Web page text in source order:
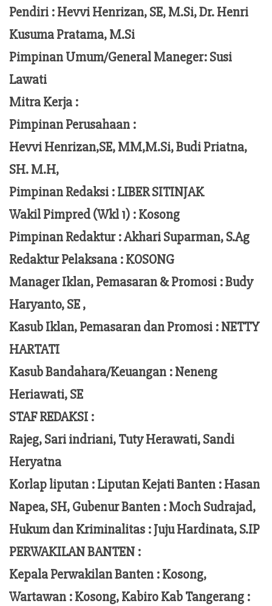
Pendiri :Hevvi Henrizan, SE, M.Si, Dr. Henri
Kusuma Pratama, M.Si
Pimpinan Umum/General Maneger:Susi
Lawati
Mitra Kerja :
Pimpinan Perusahaan :
Hevvi Henrizan,SE, MM,M.Si,Budi Priatna,
SH. M.H,
Pimpinan Redaksi :LIBER SITINJAK
Wakil Pimpred (Wkl 1) : Kosong
Pimpinan Redaktur :Akhari Suparman, S.Ag
Redaktur Pelaksana :KOSONG
Manager Iklan, Pemasaran & Promosi :Budy
Haryanto, SE ,
Kasub Iklan, Pemasaran dan Promosi :NETTY
HARTATI
Kasub Bandahara/Keuangan :Neneng
Heriawati, SE
STAF REDAKSI :
Rajeg, Sari indriani, Tuty Herawati, Sandi
Heryatna
Korlap liputan :Liputan Kejati Banten : Hasan
Napea, SH,Gubenur Banten : MochSudrajad,
Hukum dan Kriminalitas :Juju Hardinata, S.IP
PERWAKILAN BANTEN :
Kepala Perwakilan Banten : Kosong,
Wartawan : Kosong, Kabiro Kab Tangerang :